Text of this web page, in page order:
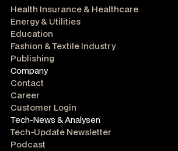
Health Insurance & Healthcare
Energy & Utilities
Education
Fashion & Textile Industry
Publishing
Company
Contact
Career
Customer Login
Tech-News & Analysen
Tech-Update Newsletter
Podcast